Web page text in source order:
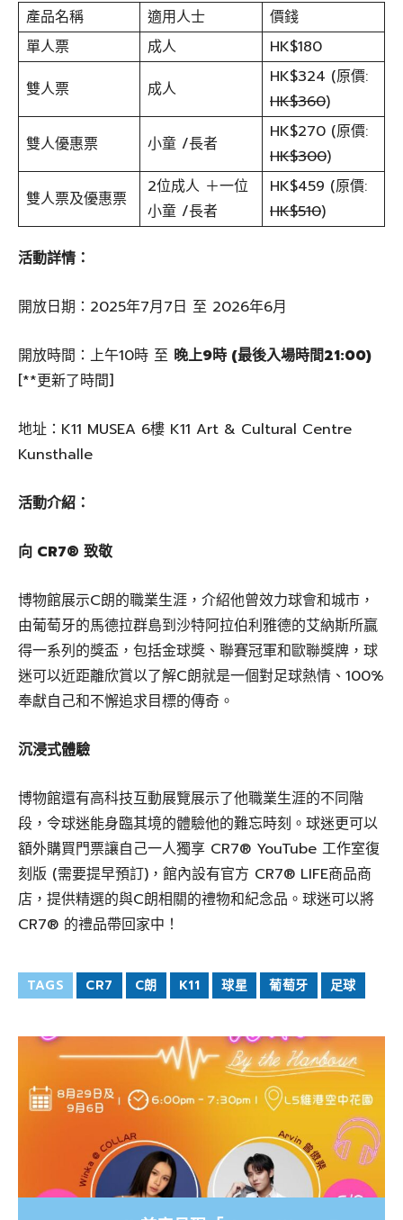
產品名稱 適用人士
價錢
單人票
成人
HK$180
雙人票
成人
HK$324 (原價:
HK$360)
雙人優惠票
小童 /長者
HK$270 (原價:
HK$300)
雙人票及優惠票
2位成人 ＋一位
小童 /長者
HK$459 (原價:
HK$510)
活動詳情：
開放日期：2025年7月7日 至 2026年6月
開放時間：上午10時 至 晚上9時 (最後入場時間21:00)
[**更新了時間]
地址：K11 MUSEA 6樓 K11 Art & Cultural Centre
Kunsthalle
活動介紹：
向 CR7®️ 致敬
博物館展示C朗的職業生涯，介紹他曾效力球會和城市，
由葡萄牙的馬德拉群島到沙特阿拉伯利雅德的艾納斯所贏
得一系列的獎盃，包括金球獎、聯賽冠軍和歐聯獎牌，球
迷可以近距離欣賞以了解C朗就是一個對足球熱情、100%
奉獻自己和不懈追求目標的傳奇。
沉浸式體驗
博物館還有高科技互動展覽展示了他職業生涯的不同階
段，令球迷能身臨其境的體驗他的難忘時刻。球迷更可以
額外購買門票讓自己一人獨享 CR7®️ YouTube 工作室復
刻版 (需要提早預訂)，館內設有官方 CR7®️ LIFE商品商
店，提供精選的與C朗相關的禮物和紀念品。球迷可以將
CR7®️ 的禮品帶回家中！
TAGS CR7 C朗 K11 球星 葡萄牙 足球